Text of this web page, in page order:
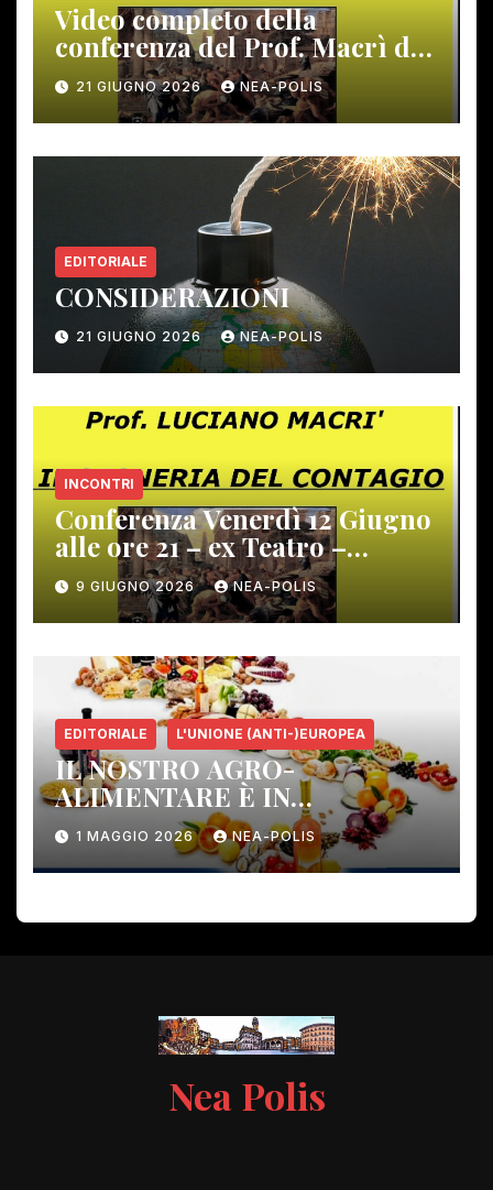
Video completo della
conferenza del Prof. Macrì del
12 giugno scorso
21 GIUGNO 2026 NEA-POLIS
EDITORIALE
CONSIDERAZIONI
21 GIUGNO 2026 NEA-POLIS
INCONTRI
Conferenza Venerdì 12 Giugno
alle ore 21 – ex Teatro –
Gambassi Terme –
9 GIUGNO 2026 NEA-POLIS
EDITORIALE L'UNIONE (ANTI-)EUROPEA
IL NOSTRO AGRO-
ALIMENTARE È IN
PERICOLO!
1 MAGGIO 2026 NEA-POLIS
Nea Polis